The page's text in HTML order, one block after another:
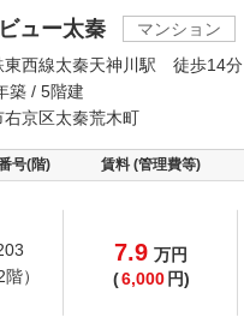
ュー太秦
マンション
東西線太秦天神川駅 徒歩14分
築 / 5階建
右京区太秦荒木町
号(階) 賃料 (管理費等)
階）
7.9 万円
(6,000 円)